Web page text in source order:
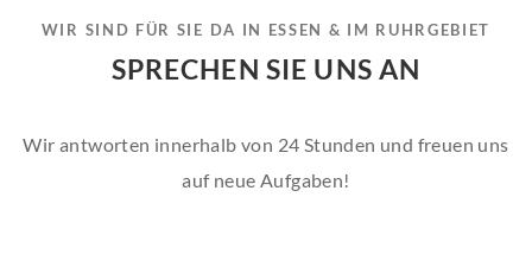
WIR SIND FÜR SIE DA IN ESSEN & IM RUHRGEBIET
SPRECHEN SIE UNS AN
Wir antworten innerhalb von 24 Stunden und freuen uns
auf neue Aufgaben!